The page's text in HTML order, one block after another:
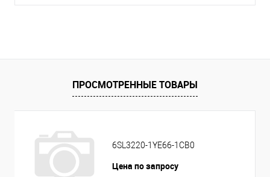
ПРОСМОТРЕННЫЕ ТОВАРЫ
6SL3220-1YE66-1CB0
Цена по запросу